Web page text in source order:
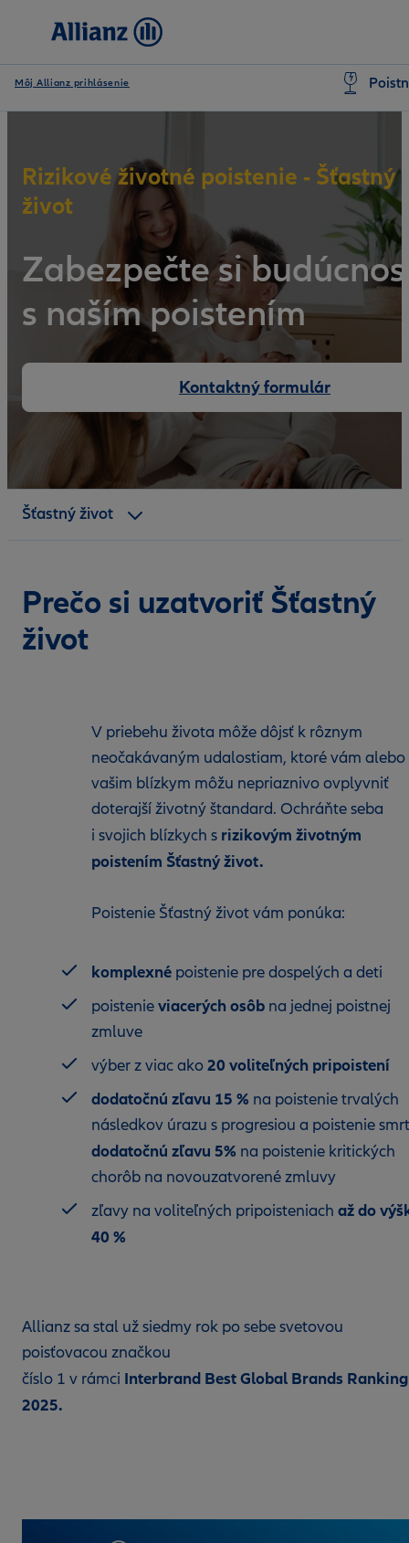
Môj Allianz prihlásenie
Rizikové životné poistenie - Šťastný
život
Zabezpečte si
s naším poistením
Kontaktný formulár
Šťastný život
Benefity
Skúsenosti
Dokumenty
Prečo si uzatvoriť Šťastný
život
V priebehu života môže dôjsť k rôznym
neočakávaným udalostiam, ktoré vám alebo
vašim blízkym môžu nepriaznivo ovplyvniť
doterajší životný štandard. Ochráňte seba
i svojich blízkych s rizikovým životným
poistením Šťastný život.
Poistenie Šťastný život vám ponúka:
komplexné poistenie pre dospelých a deti
poistenieviacerých osôb na jednej poistnej
zmluve
výber z viac ako20 voliteľných pripoistení
dodatočnú zľavu 15 % na poistenie trvalých
následkov úrazu s progresiou a poistenie
dodatočnú zľavu 5% na poistenie kritických
chorôb na novouzatvorené zmluvy
zľavy na voliteľných pripoisteniach až do
40 %
Allianz sa stal už siedmy rok po sebe svetovou
poisťovacou značkou
číslo 1 v rámci Interbrand Best Global Brands Ranking
2025.